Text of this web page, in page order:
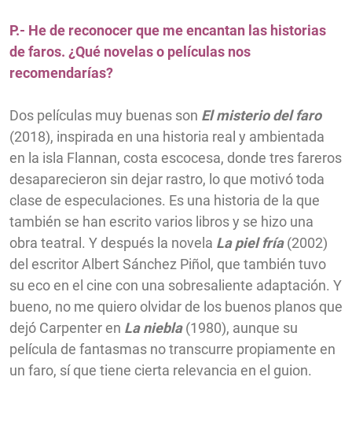
P.- He de reconocer que me encantan las historias
de faros. ¿Qué novelas o películas nos
recomendarías?
Dos películas muy buenas son El misterio del faro
(2018), inspirada en una historia real y ambientada
en la isla Flannan, costa escocesa, donde tres fareros
desaparecieron sin dejar rastro, lo que motivó toda
clase de especulaciones. Es una historia de la que
también se han escrito varios libros y se hizo una
obra teatral. Y después la novela La piel fría(2002)
del escritor Albert Sánchez Piñol, que también tuvo
su eco en el cine con una sobresaliente adaptación. Y
bueno, no me quiero olvidar de los buenos planos que
dejó Carpenter en La niebla(1980), aunque su
película de fantasmas no transcurre propiamente en
un faro, sí que tiene cierta relevancia en el guion.